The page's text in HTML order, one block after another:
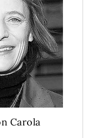
Carola